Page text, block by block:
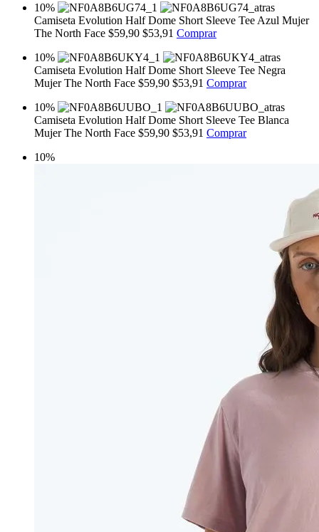
10%
Camiseta Evolution Half Dome Short Sleeve Tee Azul Mujer
The North Face $59,90 $53,91 Comprar
10%
Camiseta Evolution Half Dome Short Sleeve Tee Negra
Mujer The North Face $59,90 $53,91 Comprar
10%
Camiseta Evolution Half Dome Short Sleeve Tee Blanca
Mujer The North Face $59,90 $53,91 Comprar
10%